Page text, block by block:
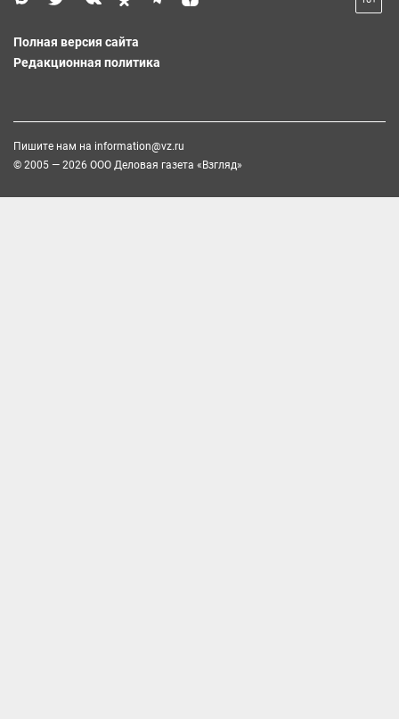
Полная версия сайта
Редакционная политика
Пишите нам на information@vz.ru
© 2005 — 2026 ООО Деловая газета «Взгляд»